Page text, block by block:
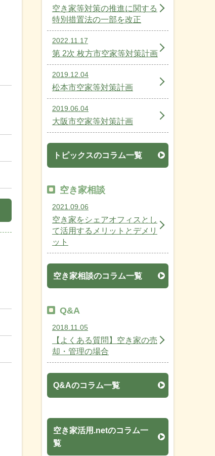
空き家等対策の推進に関する
特別措置法の一部を改正
2022.11.17
第 2次 枚方市空家等対策計画
2019.12.04
松本市空家等対策計画
2019.06.04
大阪市空家等対策計画
トピックスのコラム一覧
空き家相談
2021.09.06
空き家をシェアオフィスとし
て活用するメリットとデメリ
ット
空き家相談のコラム一覧
Q&A
2018.11.05
【よくある質問】空き家の売
却・管理の場合
Q&Aのコラム一覧
空き家活用.netのコラム一
覧